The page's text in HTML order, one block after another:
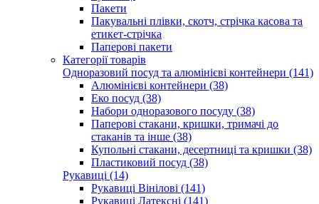
Пакети
Пакувальні плівки, скотч, стрічка касова та
етикет-стрічка
Паперові пакети
Категорії товарів
Одноразовий посуд та алюмінієві контейнери (141)
Алюмінієві контейнери (38)
Еко посуд (38)
Набори одноразового посуду (38)
Паперові стакани, кришки, тримачі до
стаканів та інше (38)
Купольні стакани, десертниці та кришки (38)
Пластиковий посуд (38)
Рукавиці (14)
Рукавиці Вінілові (141)
Рукавиці Латексні (141)